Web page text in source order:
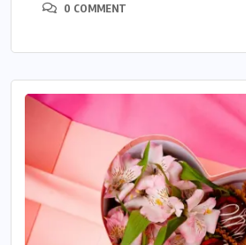
0 COMMENT